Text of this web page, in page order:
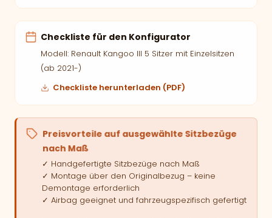
Checkliste für den Konfigurator
Modell: Renault Kangoo III 5 Sitzer mit Einzelsitzen
(ab 2021-)
Checkliste herunterladen (PDF)
Preisvorteile auf ausgewählte Sitzbezüge
nach Maß
✓ Handgefertigte Sitzbezüge nach Maß
✓ Montage über den Originalbezug – keine
Demontage erforderlich
✓ Airbag geeignet und fahrzeugspezifisch gefertigt